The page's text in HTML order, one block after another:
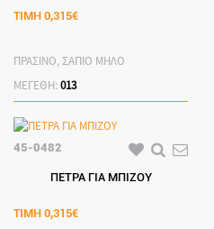
ΤΙΜΗ 0,315€
ΠΡΑΣΙΝΟ, ΣΑΠΙΟ ΜΗΛΟ
ΜΕΓΕΘΗ: 013
45-0482
ΠΕΤΡΑ ΓΙΑ ΜΠΙΖΟΥ
ΤΙΜΗ 0,315€